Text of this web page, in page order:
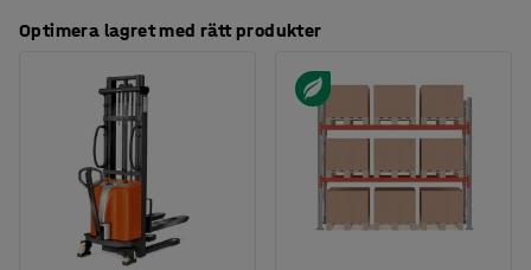
Optimera lagret med rätt produkter